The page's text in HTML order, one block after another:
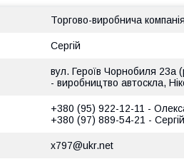
Торгово-виробнича
Сергій
вул. Героїв Чорнобиля 23а
- виробництво автоскла,
+380 (95) 922-12-11
+380 (97) 889-54-21
Сергій
x797@ukr.net